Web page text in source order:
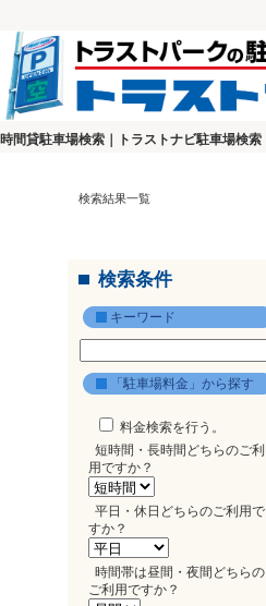
時間貸駐車場検索｜トラストナビ駐車場検索
検索結果一覧
検索条件
キーワード
「駐車場料金」から探す
料金検索を行う。
短時間・長時間どちらのご利
用ですか？
平日・休日どちらのご利用で
すか？
時間帯は昼間・夜間どちらの
ご利用ですか？